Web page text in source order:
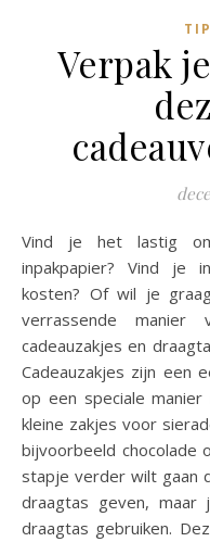
Verpak
Vind je het lastig om cadeaus in te pakken met
inpakpapier? Vind je
kosten? Of wil je
verrassende manier
cadeauzakjes en
Cadeauzakjes zijn een
op een speciale manier
kleine zakjes voor
bijvoorbeeld chocolade
stapje verder wilt gaan
draagtas geven, maar
draagtas gebruiken.